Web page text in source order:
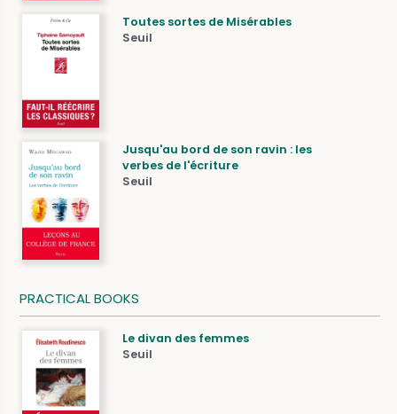
Toutes sortes de Misérables
Seuil
Jusqu'au bord de son ravin : les
verbes de l'écriture
Seuil
PRACTICAL BOOKS
Le divan des femmes
Seuil